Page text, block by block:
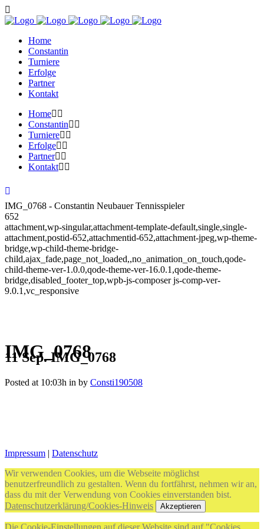
Home
Constantin
Turniere
Erfolge
Partner
Kontakt
Home
Constantin
Turniere
Erfolge
Partner
Kontakt
IMG_0768 - Constantin Neubauer Tennisspieler
652
attachment,wp-singular,attachment-template-default,single,single-
attachment,postid-652,attachmentid-652,attachment-jpeg,wp-theme-
bridge,wp-child-theme-bridge-
child,ajax_fade,page_not_loaded,,no_animation_on_touch,qode-
child-theme-ver-1.0.0,qode-theme-ver-16.0.1,qode-theme-
bridge,disabled_footer_top,wpb-js-composer js-comp-ver-
9.0.1,vc_responsive
IMG_0768
11 Sep.IMG_0768
Posted at 10:03h in by Consti190508
Impressum | Datenschutz
Wir verwenden Cookies, um die Webseite möglichst
benutzerfreundlich zu gestalten. Wenn du fortfährst, nehmen wir an,
dass du mit der Verwendung von Cookies einverstanden bist.
Datenschutzerklärung/Cookies-Hinweis
Akzeptieren
Die Cookie-Einstellungen auf dieser Website sind auf "Cookies